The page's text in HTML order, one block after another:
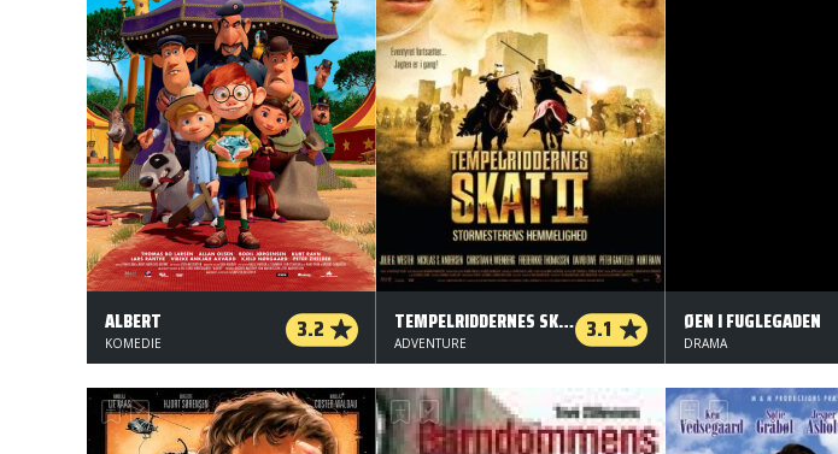
ALBERT 3.2
KOMEDIE
TEMPELRIDDERNES SKAT II 3.1
ADVENTURE
ØEN I FUGLEGADEN
DRAMA